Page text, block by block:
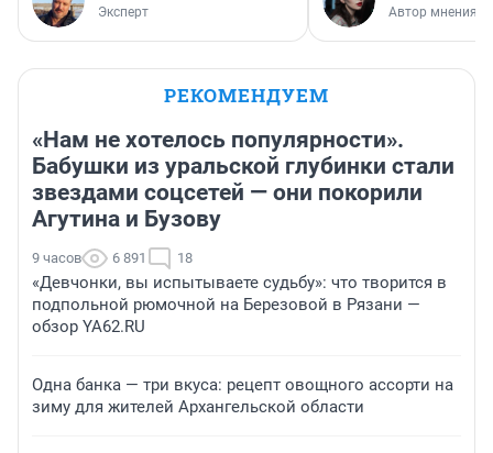
Эксперт Автор мнения
РЕКОМЕНДУЕМ
«Нам не хотелось популярности».
Бабушки из уральской глубинки стали
звездами соцсетей — они покорили
Агутина и Бузову
9 часов 6 891 18
«Девчонки, вы испытываете судьбу»: что творится в
подпольной рюмочной на Березовой в Рязани —
обзор YA62.RU
Одна банка — три вкуса: рецепт овощного ассорти на
зиму для жителей Архангельской области